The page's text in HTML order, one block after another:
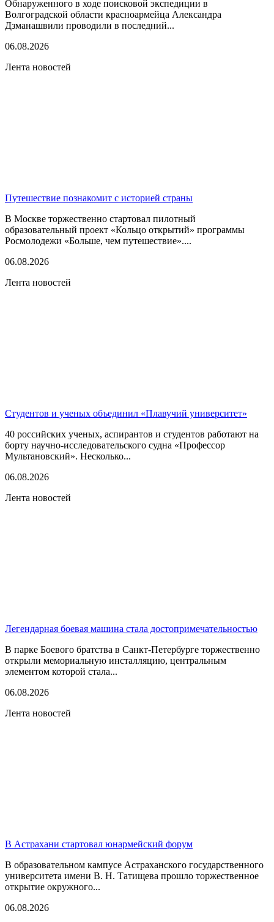
Обнаруженного в ходе поисковой экспедиции в
Волгоградской области красноармейца Александра
Дзманашвили проводили в последний...
06.08.2026
Лента новостей
Путешествие познакомит с историей страны
В Москве торжественно стартовал пилотный
образовательный проект «Кольцо открытий» программы
Росмолодежи «Больше, чем путешествие»....
06.08.2026
Лента новостей
Студентов и ученых объединил «Плавучий университет»
40 российских ученых, аспирантов и студентов работают на
борту научно-исследовательского судна «Профессор
Мультановский». Несколько...
06.08.2026
Лента новостей
Легендарная боевая машина стала достопримечательностью
В парке Боевого братства в Санкт-Петербурге торжественно
открыли мемориальную инсталляцию, центральным
элементом которой стала...
06.08.2026
Лента новостей
В Астрахани стартовал юнармейский форум
В образовательном кампусе Астраханского государственного
университета имени В. Н. Татищева прошло торжественное
открытие окружного...
06.08.2026